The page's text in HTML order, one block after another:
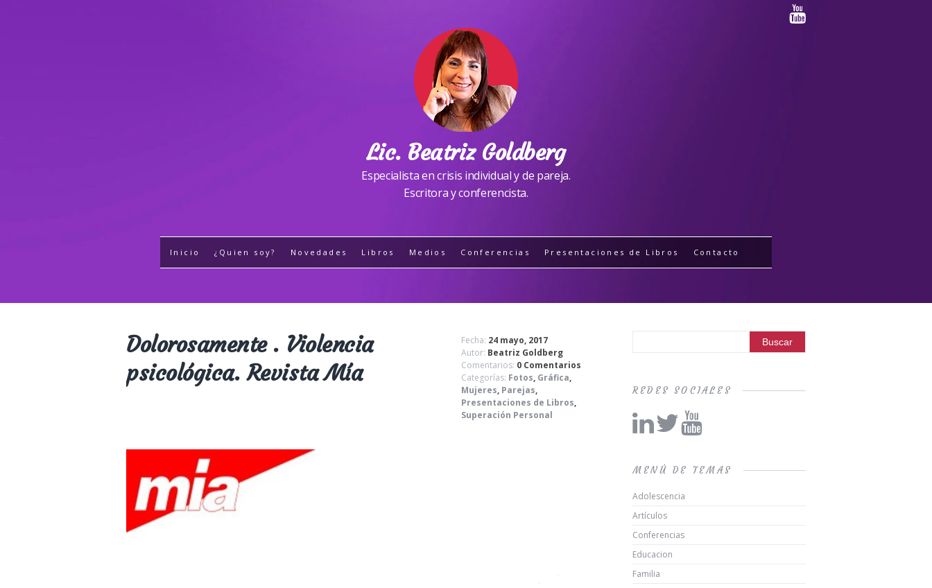
Lic. Beatriz Goldberg
Especialista en crisis individual y de pareja.
Escritora y conferencista.
Inicio ¿Quien soy? Novedades Libros Medios Conferencias Presentaciones de Libros Contacto
Dolorosamente . Violencia
psicológica. Revista Mía
Fecha: 24 mayo, 2017
Autor: Beatriz Goldberg
Comentarios: 0 Comentarios
Categorías: Fotos, Gráfica,
Mujeres, Parejas,
Presentaciones de Libros,
Superación Personal
REDES SOCIALES
MENÚ DE TEMAS
Adolescencia
Artículos
Conferencias
Educacion
Familia